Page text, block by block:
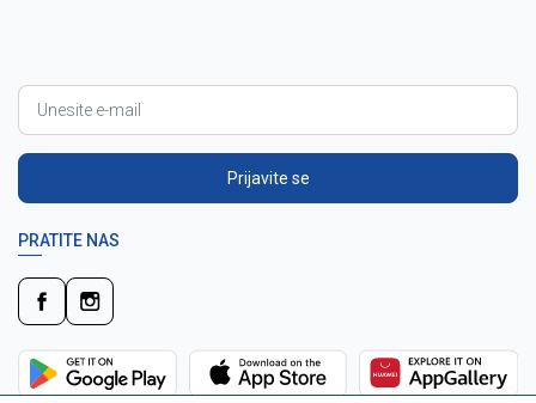
Prijavite se
PRATITE NAS